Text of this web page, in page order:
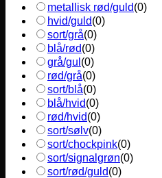
metallisk rød/guld(0)
hvid/guld(0)
sort/grå(0)
blå/rød(0)
grå/gul (0)
rød/grå(0)
sort/blå(0)
blå/hvid(0)
rød/hvid(0)
sort/sølv(0)
sort/chockpink(0)
sort/signalgrøn(0)
sort/rød/guld(0)